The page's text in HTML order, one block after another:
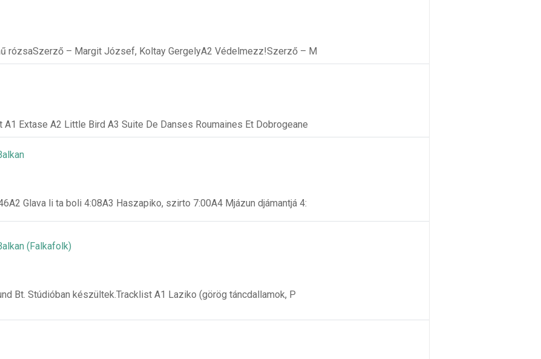
rózsaSzerző – Margit József, Koltay GergelyA2 Védelmezz!Szerző – M
A1 Extase A2 Little Bird A3 Suite De Danses Roumaines Et Dobrogeane
Glava li ta boli 4:08A3 Haszapiko, szirto 7:00A4 Mjázun djámantjá 4:
(Falkafolk)
Bt. Stúdióban készültek.Tracklist A1 Laziko (görög táncdallamok, P